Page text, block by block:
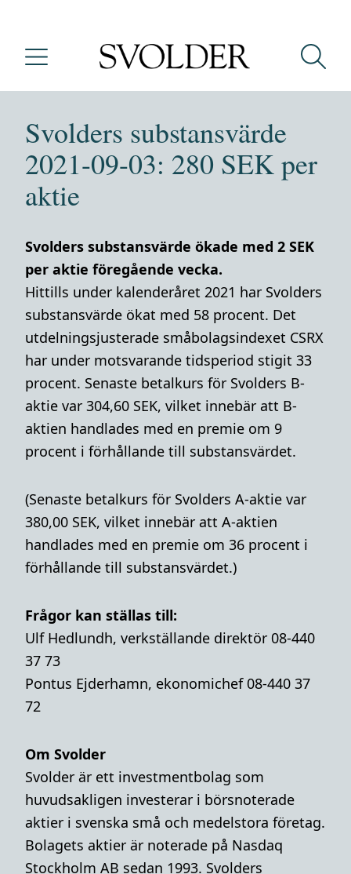
Svolders substansvärde
2021-09-03: 280 SEK per
aktie
Svolders substansvärde ökade med 2 SEK
per aktie föregående vecka.
Hittills under kalenderåret 2021 har Svolders
substansvärde ökat med 58 procent. Det
utdelningsjusterade småbolagsindexet CSRX
har under motsvarande tidsperiod stigit 33
procent. Senaste betalkurs för Svolders B-
aktie var 304,60 SEK, vilket innebär att B-
aktien handlades med en premie om 9
procent i förhållande till substansvärdet.
(Senaste betalkurs för Svolders A-aktie var
380,00 SEK, vilket innebär att A-aktien
handlades med en premie om 36 procent i
förhållande till substansvärdet.)
Frågor kan ställas till:
Ulf Hedlundh, verkställande direktör 08-440
37 73
Pontus Ejderhamn, ekonomichef 08-440 37
72
Om Svolder
Svolder är ett investmentbolag som
huvudsakligen investerar i börsnoterade
aktier i svenska små och medelstora företag.
Bolagets aktier är noterade på Nasdaq
Stockholm AB sedan 1993. Svolders